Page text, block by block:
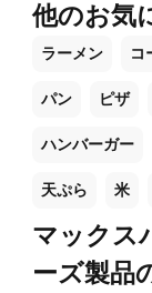
他のお気
ラーメン コ
パン ピザ
ハンバーガー
天ぷら 米
マックス
ーズ製品